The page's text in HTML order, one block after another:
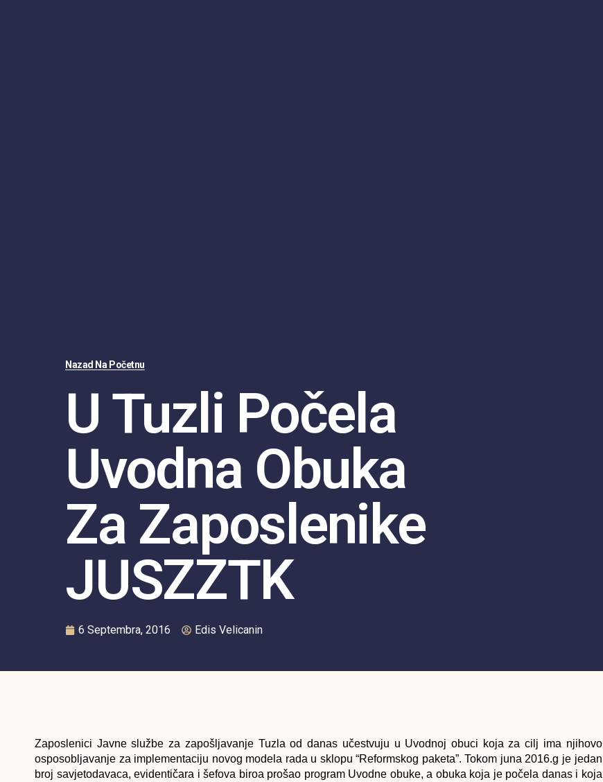
Nazad Na Početnu
U Tuzli Počela
Uvodna Obuka
Za Zaposlenike
JUSZZTK
6 Septembra, 2016 Edis Velicanin
Zaposlenici Javne službe za zapošljavanje Tuzla od danas učestvuju u Uvodnoj obuci koja za cilj ima njihovo
osposobljavanje za implementaciju novog modela rada u sklopu “Reformskog paketa”. Tokom juna 2016.g je jedan
broj savjetodavaca, evidentičara i šefova biroa prošao program Uvodne obuke, a obuka koja je počela danas i koja